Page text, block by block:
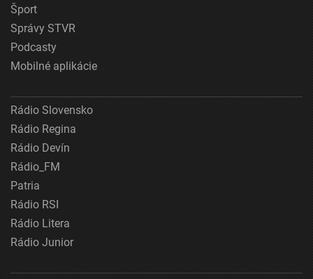
Šport
Správy STVR
Podcasty
Mobilné aplikácie
Rádio Slovensko
Rádio Regina
Rádio Devín
Rádio_FM
Patria
Rádio RSI
Rádio Litera
Rádio Junior